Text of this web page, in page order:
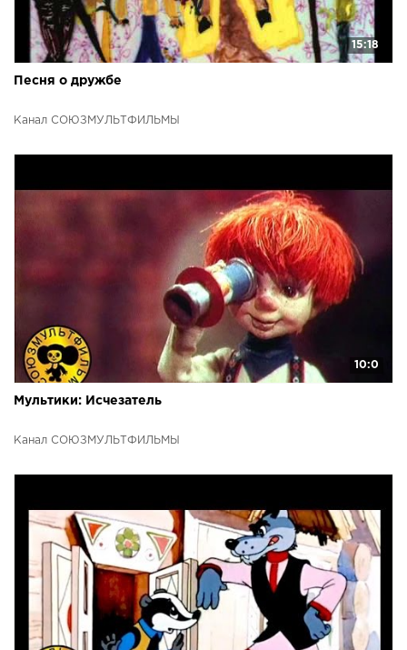
15:18
Песня о дружбе
Канал СОЮЗМУЛЬТФИЛЬМЫ
10:0
Мультики: Исчезатель
Канал СОЮЗМУЛЬТФИЛЬМЫ